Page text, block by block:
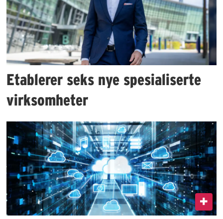
Etablerer seks nye spesialiserte
virksomheter